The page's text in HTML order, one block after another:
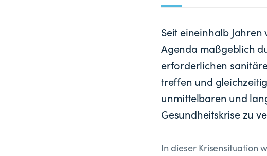
Seit eineinhalb
Agenda maßgeblich
erforderlichen
treffen und
unmittelbaren und
Gesundheitskrise zu
In dieser Krisensituation